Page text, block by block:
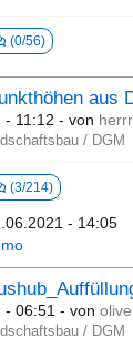
(0/56)
aus
- 11:12 - von
/ DGM
(3/214)
- 14:05
- 06:51 - von
/ DGM